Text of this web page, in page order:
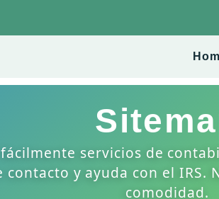
servicios de
contacto y ayuda con el IRS.
comodidad.